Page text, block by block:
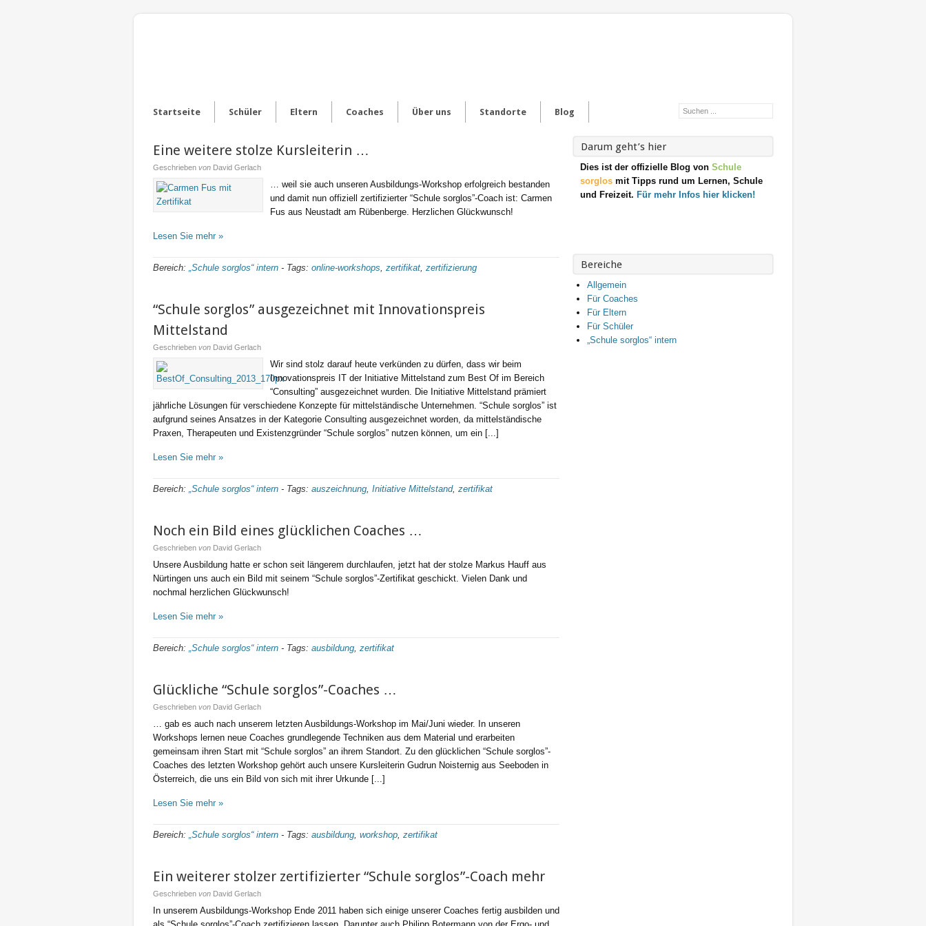
Startseite Schüler Eltern Coaches Über uns Standorte Blog
Eine weitere stolze Kursleiterin …
Geschrieben von David Gerlach
… weil sie auch unseren Ausbildungs-Workshop erfolgreich bestanden
und damit nun offiziell zertifizierter “Schule sorglos”-Coach ist: Carmen
Fus aus Neustadt am Rübenberge. Herzlichen Glückwunsch!
Lesen Sie mehr »
Bereich: „Schule sorglos“ intern - Tags: online-workshops, zertifikat, zertifizierung
“Schule sorglos” ausgezeichnet mit Innovationspreis
Mittelstand
Geschrieben von David Gerlach
Wir sind stolz darauf heute verkünden zu dürfen, dass wir beim
Innovationspreis IT der Initiative Mittelstand zum Best Of im Bereich
“Consulting” ausgezeichnet wurden. Die Initiative Mittelstand prämiert
jährliche Lösungen für verschiedene Konzepte für mittelständische Unternehmen. “Schule sorglos” ist
aufgrund seines Ansatzes in der Kategorie Consulting ausgezeichnet worden, da mittelständische
Praxen, Therapeuten und Existenzgründer “Schule sorglos” nutzen können, um ein [...]
Lesen Sie mehr »
Bereich: „Schule sorglos“ intern - Tags: auszeichnung, Initiative Mittelstand, zertifikat
Noch ein Bild eines glücklichen Coaches …
Geschrieben von David Gerlach
Unsere Ausbildung hatte er schon seit längerem durchlaufen, jetzt hat der stolze Markus Hauff aus
Nürtingen uns auch ein Bild mit seinem “Schule sorglos”-Zertifikat geschickt. Vielen Dank und
nochmal herzlichen Glückwunsch!
Lesen Sie mehr »
Bereich: „Schule sorglos“ intern - Tags: ausbildung, zertifikat
Glückliche “Schule sorglos”-Coaches …
Geschrieben von David Gerlach
… gab es auch nach unserem letzten Ausbildungs-Workshop im Mai/Juni wieder. In unseren
Workshops lernen neue Coaches grundlegende Techniken aus dem Material und erarbeiten
gemeinsam ihren Start mit “Schule sorglos” an ihrem Standort. Zu den glücklichen “Schule sorglos”-
Coaches des letzten Workshop gehört auch unsere Kursleiterin Gudrun Noisternig aus Seeboden in
Österreich, die uns ein Bild von sich mit ihrer Urkunde [...]
Lesen Sie mehr »
Bereich: „Schule sorglos“ intern - Tags: ausbildung, workshop, zertifikat
Ein weiterer stolzer zertifizierter “Schule sorglos”-Coach mehr
Geschrieben von David Gerlach
In unserem Ausbildungs-Workshop Ende 2011 haben sich einige unserer Coaches fertig ausbilden und
Darum geht’s hier
Dies ist der offizielle Blog von Schule
sorglos mit Tipps rund um Lernen, Schule
und Freizeit. Für mehr Infos hier klicken!
Bereiche
Allgemein
Für Coaches
Für Eltern
Für Schüler
„Schule sorglos“ intern